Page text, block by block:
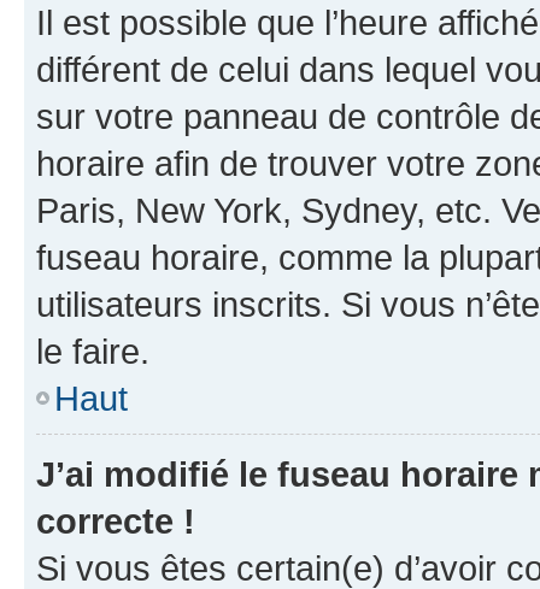
Il est possible que l’heure
différent de celui dans lequel
sur votre panneau de contrôle
horaire afin de trouver votre
Paris, New York, Sydney, etc.
fuseau horaire, comme la
utilisateurs inscrits. Si vous
le faire.
Haut
J’ai modifié le fuseau horaire
correcte !
Si vous êtes certain(e) d’avoir